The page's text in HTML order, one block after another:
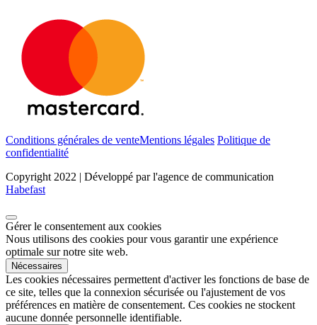
Conditions générales de venteMentions légales Politique de
confidentialité
Copyright 2022 | Développé par l'agence de communication
Habefast
Gérer le consentement aux cookies
Nous utilisons des cookies pour vous garantir une expérience
optimale sur notre site web.
Nécessaires
Les cookies nécessaires permettent d'activer les fonctions de base de
ce site, telles que la connexion sécurisée ou l'ajustement de vos
préférences en matière de consentement. Ces cookies ne stockent
aucune donnée personnelle identifiable.